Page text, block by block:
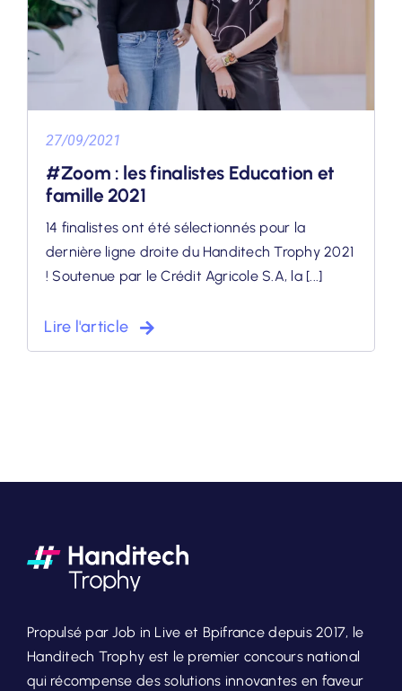
27/09/2021
#Zoom : les finalistes Education et
famille 2021
14 finalistes ont été sélectionnés pour la
dernière ligne droite du Handitech Trophy 2021
! Soutenue par le Crédit Agricole S.A, la [...]
Lire l'article
Propulsé par Job in Live et Bpifrance depuis 2017, le
Handitech Trophy est le premier concours national
qui récompense des solutions innovantes en faveur